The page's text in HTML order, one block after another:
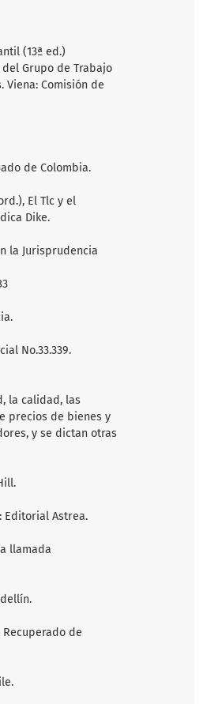
(13ª ed.)
del Grupo de Trabajo
Viena: Comisión de
de Colombia.
El Tlc y el
Dike.
la Jurisprudencia
No.33.339.
la calidad, las
precios de bienes y
y se dictan otras
Editorial Astrea.
llamada
Recuperado de